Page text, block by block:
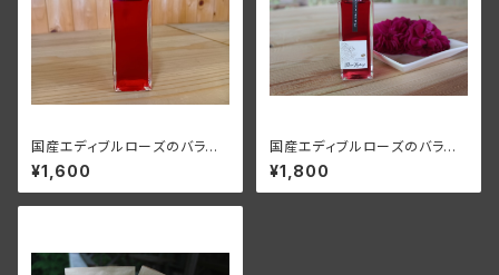
国産エディブルローズのバラシ
ロップ・日本の原種バラ ハマナ
ス（１２５ｇ）ラベル無し
¥1,600
国産エディブルローズのバラシ
ロップ・日本の原種バラ ハマナ
ス（１２５ｇ）ギフト用
¥1,800